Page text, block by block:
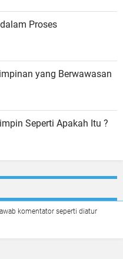
Proses
yang Berwawasan
Seperti Apakah Itu ?
komentator seperti diatur